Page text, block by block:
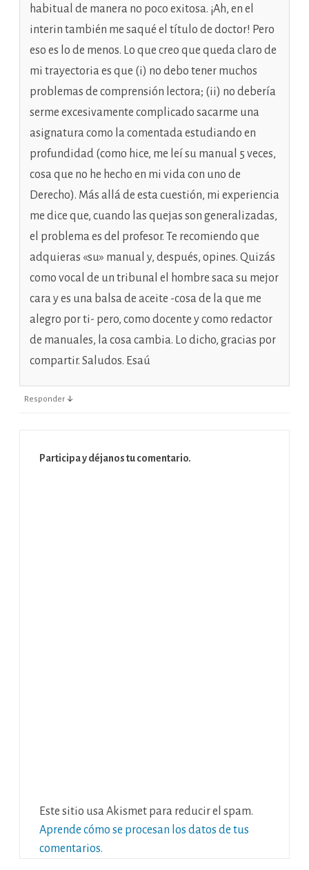
habitual de manera no poco exitosa. ¡Ah, en el
interin también me saqué el título de doctor! Pero
eso es lo de menos. Lo que creo que queda claro de
mi trayectoria es que (i) no debo tener muchos
problemas de comprensión lectora; (ii) no debería
serme excesivamente complicado sacarme una
asignatura como la comentada estudiando en
profundidad (como hice, me leí su manual 5 veces,
cosa que no he hecho en mi vida con uno de
Derecho). Más allá de esta cuestión, mi experiencia
me dice que, cuando las quejas son generalizadas,
el problema es del profesor. Te recomiendo que
adquieras «su» manual y, después, opines. Quizás
como vocal de un tribunal el hombre saca su mejor
cara y es una balsa de aceite -cosa de la que me
alegro por ti- pero, como docente y como redactor
de manuales, la cosa cambia. Lo dicho, gracias por
compartir. Saludos. Esaú
Responder ↓
Participa y déjanos tu comentario.
Este sitio usa Akismet para reducir el spam.
Aprende cómo se procesan los datos de tus
comentarios.